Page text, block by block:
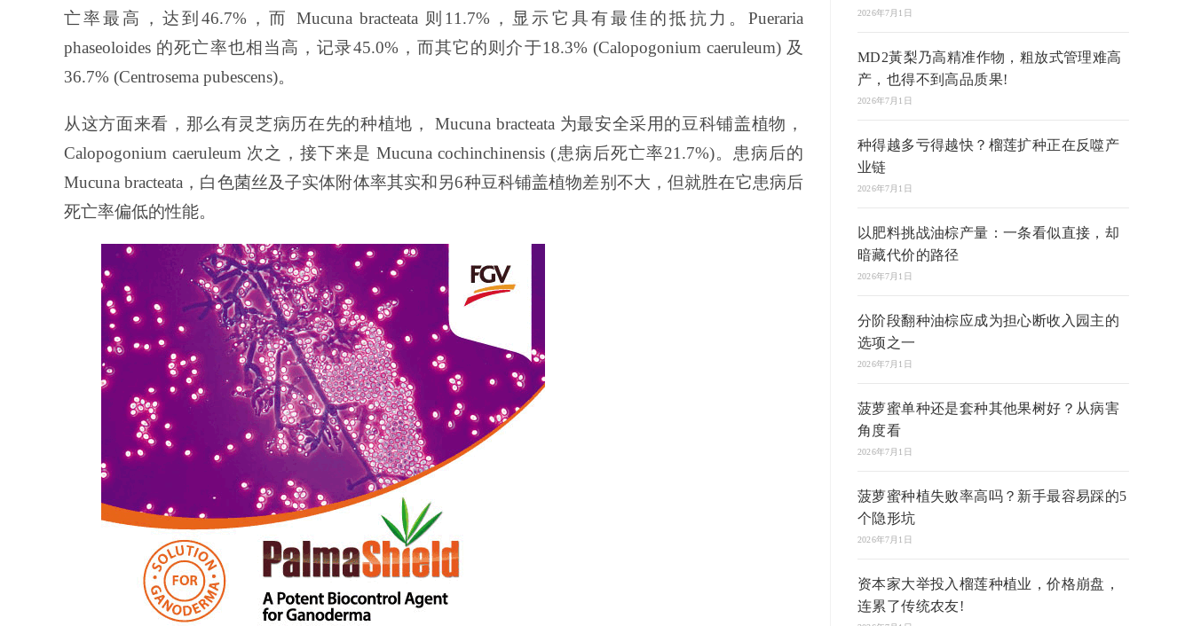
亡率最高，达到46.7%，而 Mucuna bracteata 则11.7%，显示它具有最佳的抵抗力。Pueraria
phaseoloides 的死亡率也相当高，记录45.0%，而其它的则介于18.3% (Calopogonium caeruleum) 及
36.7% (Centrosema pubescens)。
从这方面来看，那么有灵芝病历在先的种植地， Mucuna bracteata 为最安全采用的豆科铺盖植物，
Calopogonium caeruleum 次之，接下来是 Mucuna cochinchinensis (患病后死亡率21.7%)。患病后的
Mucuna bracteata，白色菌丝及子实体附体率其实和另6种豆科铺盖植物差别不大，但就胜在它患病后
死亡率偏低的性能。
2026年7月1日
MD2黃梨乃高精准作物，粗放式管理难高
产，也得不到高品质果!
2026年7月1日
种得越多亏得越快？榴莲扩种正在反噬产
业链
2026年7月1日
以肥料挑战油棕产量：一条看似直接，却
暗藏代价的路径
2026年7月1日
分阶段翻种油棕应成为担心断收入园主的
选项之一
2026年7月1日
菠萝蜜单种还是套种其他果树好？从病害
角度看
2026年7月1日
菠萝蜜种植失败率高吗？新手最容易踩的5
个隐形坑
2026年7月1日
资本家大举投入榴莲种植业，价格崩盘，
连累了传统农友!